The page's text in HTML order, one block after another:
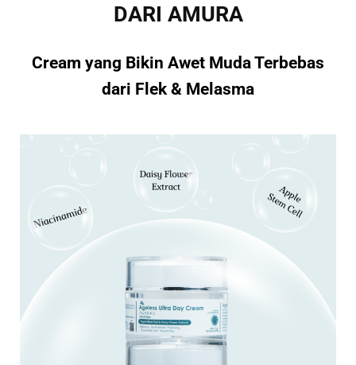
DARI AMURA
Cream yang Bikin Awet Muda Terbebas
dari Flek & Melasma